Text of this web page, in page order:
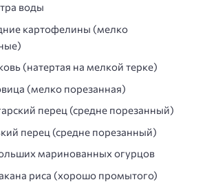
воды
картофелины (мелко
(натертая на мелкой терке)
(мелко порезанная)
перец (средне порезанный)
перец (средне порезанный)
маринованных огурцов
риса (хорошо промытого)